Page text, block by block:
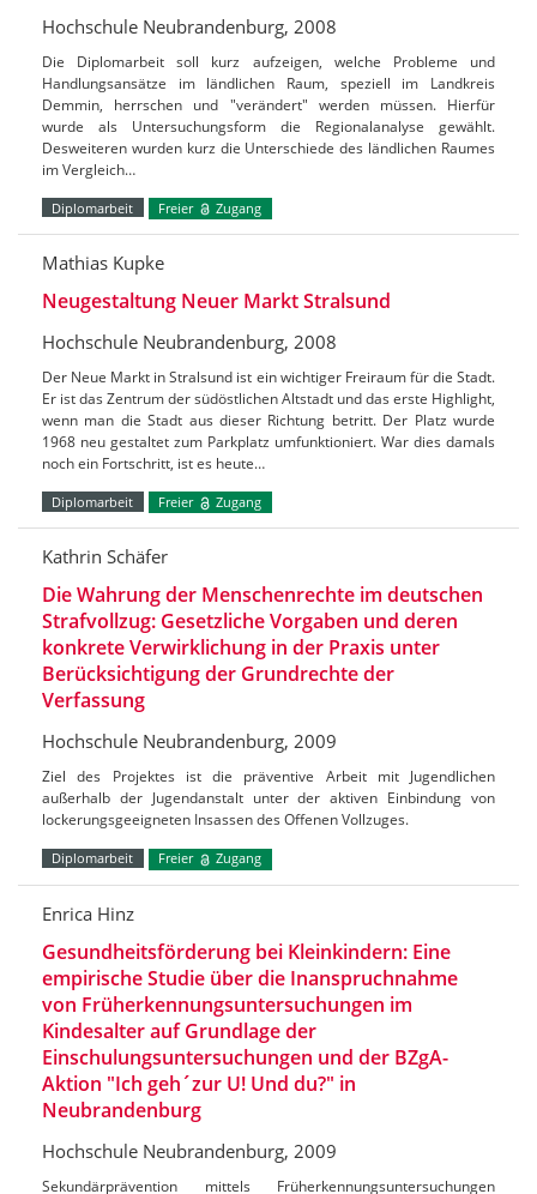
Hochschule Neubrandenburg, 2008
Die Diplomarbeit soll kurz aufzeigen, welche Probleme und
Handlungsansätze im ländlichen Raum, speziell im Landkreis
Demmin, herrschen und "verändert" werden müssen. Hierfür
wurde als Untersuchungsform die Regionalanalyse gewählt.
Desweiteren wurden kurz die Unterschiede des ländlichen Raumes
im Vergleich…
Diplomarbeit Freier Zugang
Mathias Kupke
Neugestaltung Neuer Markt Stralsund
Hochschule Neubrandenburg, 2008
Der Neue Markt in Stralsund ist ein wichtiger Freiraum für die Stadt.
Er ist das Zentrum der südöstlichen Altstadt und das erste Highlight,
wenn man die Stadt aus dieser Richtung betritt. Der Platz wurde
1968 neu gestaltet zum Parkplatz umfunktioniert. War dies damals
noch ein Fortschritt, ist es heute…
Diplomarbeit Freier Zugang
Kathrin Schäfer
Die Wahrung der Menschenrechte im deutschen
Strafvollzug: Gesetzliche Vorgaben und deren
konkrete Verwirklichung in der Praxis unter
Berücksichtigung der Grundrechte der
Verfassung
Hochschule Neubrandenburg, 2009
Ziel des Projektes ist die präventive Arbeit mit Jugendlichen
außerhalb der Jugendanstalt unter der aktiven Einbindung von
lockerungsgeeigneten Insassen des Offenen Vollzuges.
Diplomarbeit Freier Zugang
Enrica Hinz
Gesundheitsförderung bei Kleinkindern: Eine
empirische Studie über die Inanspruchnahme
von Früherkennungsuntersuchungen im
Kindesalter auf Grundlage der
Einschulungsuntersuchungen und der BZgA-
Aktion "Ich geh´zur U! Und du?" in
Neubrandenburg
Hochschule Neubrandenburg, 2009
Sekundärprävention mittels Früherkennungsuntersuchungen